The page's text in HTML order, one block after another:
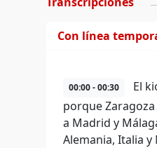
Con línea
00:00 - 00:30
El
porque
a Madrid y
Alemania, Italia